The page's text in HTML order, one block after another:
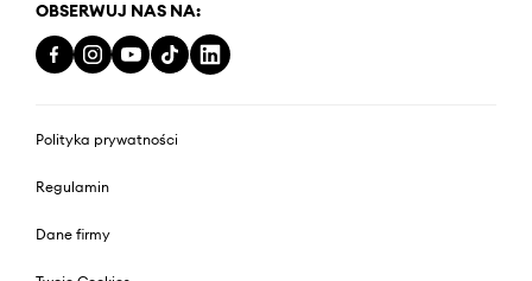
OBSERWUJ NAS NA:
Polityka prywatności
Regulamin
Dane firmy